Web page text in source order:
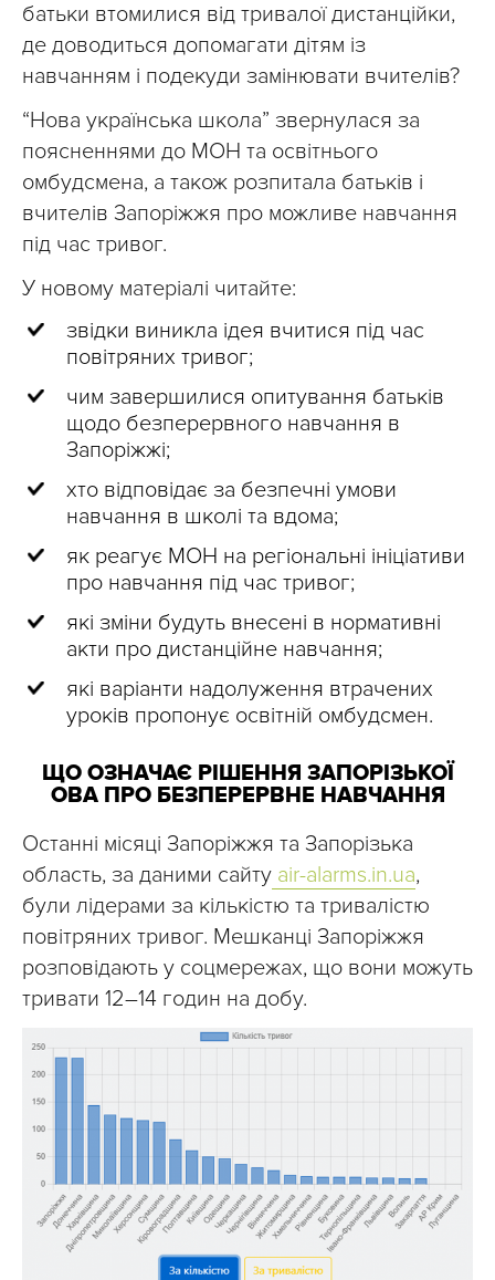
батьки втомилися від тривалої дистанційки,
де доводиться допомагати дітям із
навчанням і подекуди замінювати вчителів?
“Нова українська школа” звернулася за
поясненнями до МОН та освітнього
омбудсмена, а також розпитала батьків і
вчителів Запоріжжя про можливе навчання
під час тривог.
У новому матеріалі читайте:
звідки виникла ідея вчитися під час
повітряних тривог;
чим завершилися опитування батьків
щодо безперервного навчання в
Запоріжжі;
хто відповідає за безпечні умови
навчання в школі та вдома;
як реагує МОН на регіональні ініціативи
про навчання під час тривог;
які зміни будуть внесені в нормативні
акти про дистанційне навчання;
які варіанти надолуження втрачених
уроків пропонує освітній омбудсмен.
ЩО ОЗНАЧАЄ РІШЕННЯ ЗАПОРІЗЬКОЇ
ОВА ПРО БЕЗПЕРЕРВНЕ НАВЧАННЯ
Останні місяці Запоріжжя та Запорізька
область, за даними сайту air-alarms.in.ua,
були лідерами за кількістю та тривалістю
повітряних тривог. Мешканці Запоріжжя
розповідають у соцмережах, що вони можуть
тривати 12–14 годин на добу.